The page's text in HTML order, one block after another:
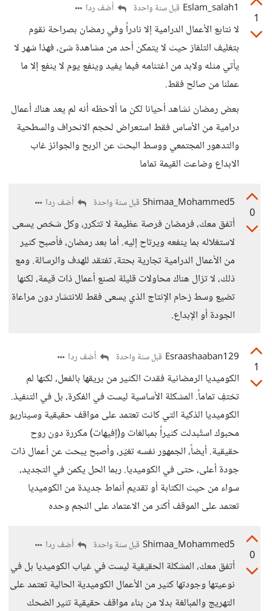
1
Eslam_salah1 قبل سنة واحدة أضف ردا
لا نتابع الأعمال الدرامية إلا نادراً وفي رمضان بصراحة نقوم
بتغليف التلفاز حيث لا يتمكن أحد من مشاهدة شئ، فهذا شهر لا
يأتي مثله ولابد من اغتنامه فيما يفيد وينفع يوم لا ينفع إلا ما
عملنا من صالح فقط.
بعض رمضان نشاهد أحيانا لكن ما ألاحظه أنه لم يعد هناك أعمال
درامية من الأساس فقط استعراض لحجم الانحراف والسطحية
والتدهور المجتمعي ووسط البحث عن الربح والجوائز غاب
الابداع وضاعت القيمة تماما
0
Shimaa_Mohammed5 قبل سنة واحدة أضف ردا
أتفق معك، فرمضان فرصة عظيمة لا تتكرر، وكل شخص يسعى
لاستغلاله بما ينفعه ويرتاح إليه. أما بعد رمضان، فأصبح كثير
من الأعمال الدرامية تجارية بحتة، تفتقد للهدف والرسالة. ومع
ذلك، لا تزال هناك محاولات قليلة لصنع أعمال ذات قيمة، لكنها
تضيع وسط زحام الإنتاج الذي يسعى فقط للانتشار دون مراعاة
الجودة أو الإبداع.
1
Esraashaaban129 قبل سنة واحدة أضف ردا
الكوميديا الرمضانية فقدت الكثير من بريقها بالفعل، لكنها لم
تختفِ تماماً. المشكلة الأساسية ليست في الفكرة، بل في التنفيذ.
الكوميديا الذكية التي كانت تعتمد على مواقف حقيقية وسيناريو
محبوك استُبدلت كثيراً بمبالغات و(إفيهات) مكررة دون روح
حقيقية. أيضاً، الجمهور نفسه تغيّر، وأصبح يبحث عن أعمال ذات
جودة أعلى، حتى في الكوميديا. ربما الحل يكمن في التجديد،
سواء من حيث الكتابة أو تقديم أنماط جديدة من الكوميديا
تعتمد على الموقف أكثر من الاعتماد على النجم وحده
0
Shimaa_Mohammed5 قبل سنة واحدة أضف ردا
أتفق معك، المشكلة الحقيقية ليست في غياب الكوميديا بل في
نوعيتها وجودتها كثير من الأعمال الكوميدية الحالية تعتمد على
التهريج والمبالغة بدلا من بناء مواقف حقيقية تثير الضحك